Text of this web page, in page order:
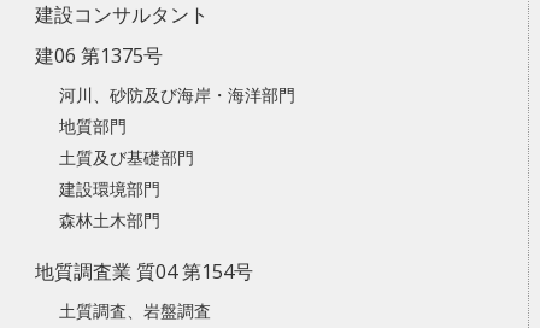
建設コンサルタント
建06 第1375号
河川、砂防及び海岸・海洋部門
地質部門
土質及び基礎部門
建設環境部門
森林土木部門
地質調査業 質04 第154号
土質調査、岩盤調査